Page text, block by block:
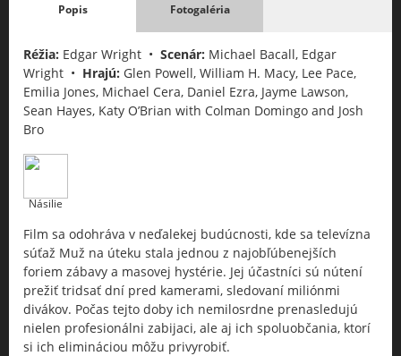
Popis Fotogaléria
Réžia: Edgar Wright • Scenár: Michael Bacall, Edgar
Wright • Hrajú: Glen Powell, William H. Macy, Lee Pace,
Emilia Jones, Michael Cera, Daniel Ezra, Jayme Lawson,
Sean Hayes, Katy O’Brian with Colman Domingo and Josh
Bro
Násilie
Film sa odohráva v neďalekej budúcnosti, kde sa televízna
súťaž Muž na úteku stala jednou z najobľúbenejších
foriem zábavy a masovej hystérie. Jej účastníci sú nútení
prežiť tridsať dní pred kamerami, sledovaní miliónmi
divákov. Počas tejto doby ich nemilosrdne prenasledujú
nielen profesionálni zabijaci, ale aj ich spoluobčania, ktorí
si ich elimináciou môžu privyrobiť.